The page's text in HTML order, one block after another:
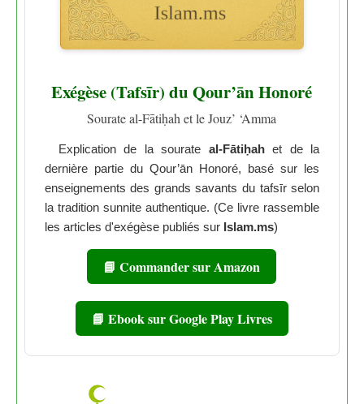
Exégèse (Tafsīr) du Qour’ān Honoré
Sourate al-Fātiḥah et le Jouz’ ‘Amma
Explication de la sourate al-Fātiḥahet de la
dernière partie du Qour’ān Honoré, basé sur les
enseignements des grands savants du tafsīr selon
la tradition sunnite authentique. (Ce livre rassemble
les articles d'exégèse publiés sur Islam.ms)
📘 Commander sur Amazon
📘 Ebook sur Google Play Livres